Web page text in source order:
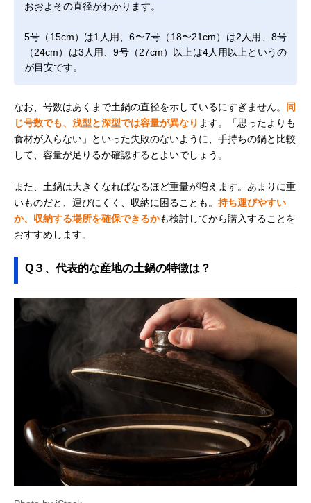
おおよその直径がわかります。
5号（15cm）は1人用、6〜7号（18〜21cm）は2人用、8号
（24cm）は3人用、9号（27cm）以上は4人用以上というの
が目安です。
なお、号数はあくまで土鍋の直径を示しているにすぎません。
同
じ号数でも、浅型と深型では容量が異なり ます。「思ったよりも
食材が入らない」といった失敗のないように、手持ちの鍋と比較
して、容量が足りるか確認するとよいでしょう。
また、土鍋は大きくなればなるほど重量が増えます。あまりに重
いものだと、運びにくく、収納に困ることも。 持ち運びやすい
か、収納する場所を確保できるかも検討してから購入することを
おすすめします。
Q３、代表的な産地の土鍋の特徴は？